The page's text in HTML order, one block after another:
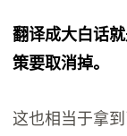
翻译成大白话
策要取消掉。
这也相当于拿到